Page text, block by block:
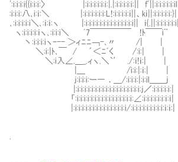
':i:i:i:i{{i:i:i:〉 |:i:i:i:i:i:i:|.|:i:i:i:i:i:|| fﾞ||:i:i:i:i:i:il|
:i:i:i:八､i:ｉ:＼ |:i:i:i:i:i:i:L!:i:i:i:i:ｉ||、kｉ||:i:i:i:i:i:}|
､:i:i:i:i:i＼､:ｉ:ｉ:ヽ |:i:i:i:i:i:i:i:i:i:i:i:i:i:i|| ｉ{.||:i:i:i:i:i:i|
ヽ:i:i:i:i:ｉヽ､:i:i:i＼ ﾞ7￣￣￣￣￣ !ﾄ￣￣i¨
丶:i:i:i:iヽｰ-- ＞ィﾆﾆ￢-､〃 /| |
＼:i:|ﾄ､￣ / ´＜ﾆﾞく /:i:| |
＼:i入∠.＿_.ィヽ.＼`′ ./:ｉ!ｉ:| |
|＿ /i:i:|:ｉ:| |
j:i:i:i:ー― ．＿/:i:i:i:|:i:il＿＿j
|:i:i:i:i:i:i:i:i:i:i:i:i:i:i:i:i:i:i:j／:i:i:i:i:i:|
「:i:i:i:i:i:i:i:i:i:i:i:i:i:i:i:i:∠:i:i:i:i:i:i:ｉ:ｉ|
|:i:i:i:i:i:i:i:i:i:i:i:i:i:i:i/:i:i:i:i:i:i:i:i:i:ｉ:ｉ:|